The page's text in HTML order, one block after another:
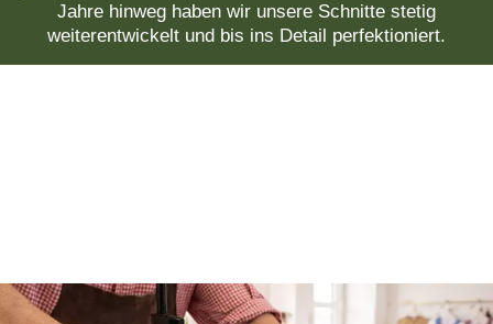
Jahre hinweg haben wir unsere Schnitte stetig
weiterentwickelt und bis ins Detail perfektioniert.